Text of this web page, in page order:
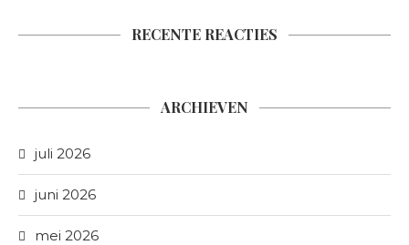
RECENTE REACTIES
ARCHIEVEN
juli 2026
juni 2026
mei 2026